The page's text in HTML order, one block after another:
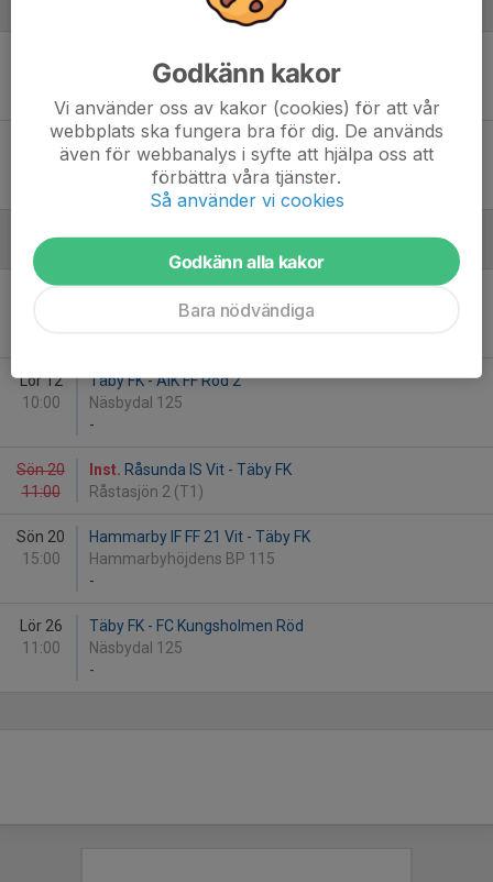
Norra Real 15
Sön 30
Täby FK - Djurgårdens IF FF 11 Blå
Näsbydal 125
September
Lör 5
IFK Lidingö FK 13 vit - Täby FK
Lidingövallen 226
Lör 12
10:00
Täby FK - AIK FF Röd 2
Näsbydal 125
-
Sön 20
11:00
Inst. Råsunda IS Vit - Täby FK
Råstasjön 2 (T1)
Sön 20
15:00
Hammarby IF FF 21 Vit - Täby FK
Hammarbyhöjdens BP 115
-
Lör 26
11:00
Täby FK - FC Kungsholmen Röd
Näsbydal 125
-
Godkänn kakor
Vi använder oss av kakor (cookies) för att vår
webbplats ska fungera bra för dig. De används
även för webbanalys i syfte att hjälpa oss att
förbättra våra tjänster.
Så använder vi cookies
Godkänn alla kakor
Bara nödvändiga